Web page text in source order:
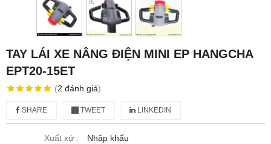
TAY LÁI XE NÂNG ĐIỆN MINI EP HANGCHA
EPT20-15ET
(2 đánh giá)
SHARE TWEET LINKEDIN
Xuất xứ :
Nhập khẩu